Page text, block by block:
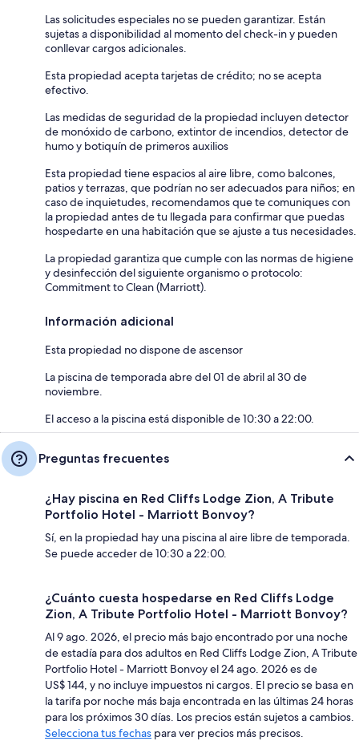
Las solicitudes especiales no se pueden garantizar. Están
sujetas a disponibilidad al momento del check-in y pueden
conllevar cargos adicionales.
Esta propiedad acepta tarjetas de crédito; no se acepta
efectivo.
Las medidas de seguridad de la propiedad incluyen detector
de monóxido de carbono, extintor de incendios, detector de
humo y botiquín de primeros auxilios
Esta propiedad tiene espacios al aire libre, como balcones,
patios y terrazas, que podrían no ser adecuados para niños; en
caso de inquietudes, recomendamos que te comuniques con
la propiedad antes de tu llegada para confirmar que puedas
hospedarte en una habitación que se ajuste a tus necesidades.
La propiedad garantiza que cumple con las normas de higiene
y desinfección del siguiente organismo o protocolo:
Commitment to Clean (Marriott).
Información adicional
Esta propiedad no dispone de ascensor
La piscina de temporada abre del 01 de abril al 30 de
noviembre.
El acceso a la piscina está disponible de 10:30 a 22:00.
Preguntas frecuentes
¿Hay piscina en Red Cliffs Lodge Zion, A Tribute
Portfolio Hotel - Marriott Bonvoy?
Sí, en la propiedad hay una piscina al aire libre de temporada.
Se puede acceder de 10:30 a 22:00.
¿Cuánto cuesta hospedarse en Red Cliffs Lodge
Zion, A Tribute Portfolio Hotel - Marriott Bonvoy?
Al 9 ago. 2026, el precio más bajo encontrado por una noche
de estadía para dos adultos en Red Cliffs Lodge Zion, A Tribute
Portfolio Hotel - Marriott Bonvoy el 24 ago. 2026 es de
US$ 144, y no incluye impuestos ni cargos. El precio se basa en
la tarifa por noche más baja encontrada en las últimas 24 horas
para los próximos 30 días. Los precios están sujetos a cambios.
Selecciona tus fechas para ver precios más precisos.